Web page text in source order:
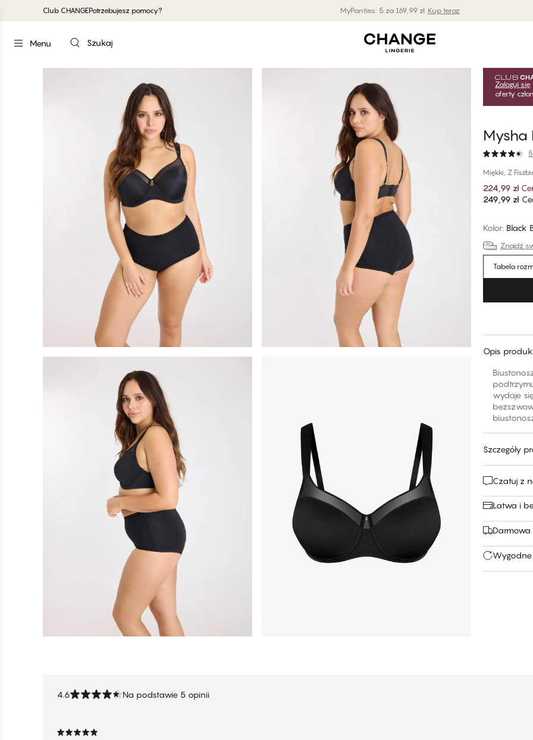
Club CHANGEPotrzebujesz pomocy? MyPanties: 5 za 169,99 zł. Kup teraz
Menu Szukaj
Zaloguj się
oferty
Mysha
Miękki, Z
224,99 zł
249,99 zł
Kolor: Black
Znajdź
Tabela
Opis
wydaje
Szczegóły
Czatuj z
Łatwa i
4.6 Na podstawie 5 opinii